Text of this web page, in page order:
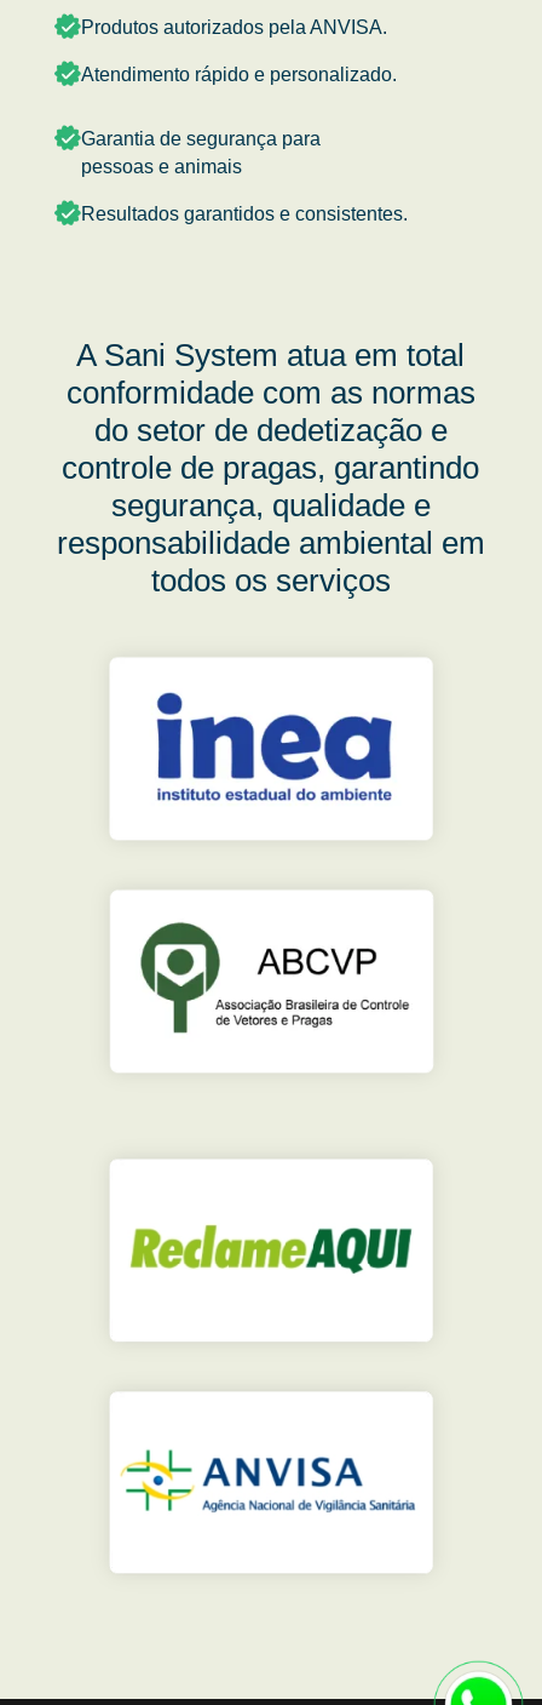
Produtos autorizados pela ANVISA.
Atendimento rápido e personalizado.
Garantia de segurança para
pessoas e animais
Resultados garantidos e consistentes.
A Sani System atua em total
conformidade com as normas
do setor de dedetização e
controle de pragas, garantindo
segurança, qualidade e
responsabilidade ambiental em
todos os serviços